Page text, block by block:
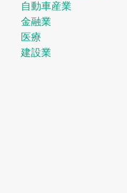
自動車産業
金融業
医療
建設業